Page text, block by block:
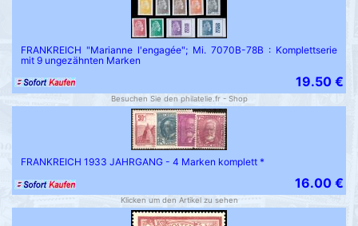
FRANKREICH "Marianne l'engagée"; Mi. 7070B-78B : Komplettserie
mit 9 ungezähnten Marken
19.50 €
Besuchen Sie den philatelie.fr - Shop
FRANKREICH 1933 JAHRGANG - 4 Marken komplett *
16.00 €
Klicken um den Artikel zu sehen